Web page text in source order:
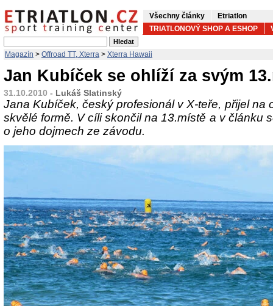
Všechny články
Etriatlon
TRIATLONOVÝ SHOP A ESHOP
Magazín > Offroad TT, Xterra > Xterra Hawaii
Jan Kubíček se ohlíží za svým
31.10.2010 - Lukáš Slatinský
Jana Kubíček, český profesionál v X-teře, přijel na
skvělé formě. V cíli skončil na 13.místě a v článku
o jeho dojmech ze závodu.